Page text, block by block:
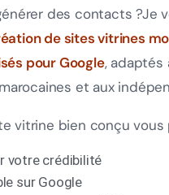
des contacts ?Je
de sites vitrines
pour Google, adaptés
marocaines et aux
vitrine bien conçu vous
votre crédibilité
sur Google